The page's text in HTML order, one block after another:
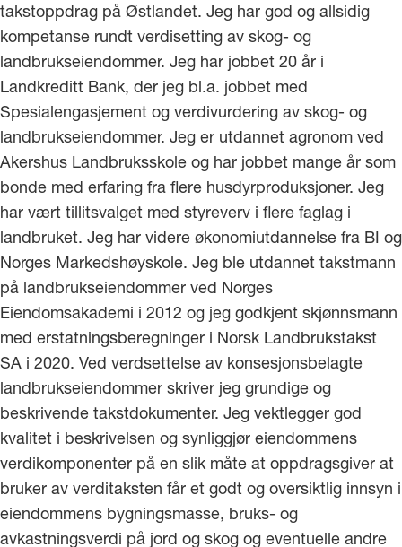
takstoppdrag på Østlandet. Jeg har god og allsidig
kompetanse rundt verdisetting av skog- og
landbrukseiendommer. Jeg har jobbet 20 år i
Landkreditt Bank, der jeg bl.a. jobbet med
Spesialengasjement og verdivurdering av skog- og
landbrukseiendommer. Jeg er utdannet agronom ved
Akershus Landbruksskole og har jobbet mange år som
bonde med erfaring fra flere husdyrproduksjoner. Jeg
har vært tillitsvalget med styreverv i flere faglag i
landbruket. Jeg har videre økonomiutdannelse fra BI og
Norges Markedshøyskole. Jeg ble utdannet takstmann
på landbrukseiendommer ved Norges
Eiendomsakademi i 2012 og jeg godkjent skjønnsmann
med erstatningsberegninger i Norsk Landbrukstakst
SA i 2020. Ved verdsettelse av konsesjonsbelagte
landbrukseiendommer skriver jeg grundige og
beskrivende takstdokumenter. Jeg vektlegger god
kvalitet i beskrivelsen og synliggjør eiendommens
verdikomponenter på en slik måte at oppdragsgiver at
bruker av verditaksten får et godt og oversiktlig innsyn i
eiendommens bygningsmasse, bruks- og
avkastningsverdi på jord og skog og eventuelle andre